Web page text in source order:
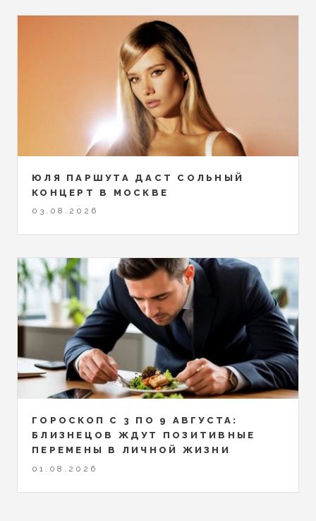
ЮЛЯ ПАРШУТА ДАСТ СОЛЬНЫЙ
КОНЦЕРТ В МОСКВЕ
03.08.2026
ГОРОСКОП С 3 ПО 9 АВГУСТА:
БЛИЗНЕЦОВ ЖДУТ ПОЗИТИВНЫЕ
ПЕРЕМЕНЫ В ЛИЧНОЙ ЖИЗНИ
01.08.2026